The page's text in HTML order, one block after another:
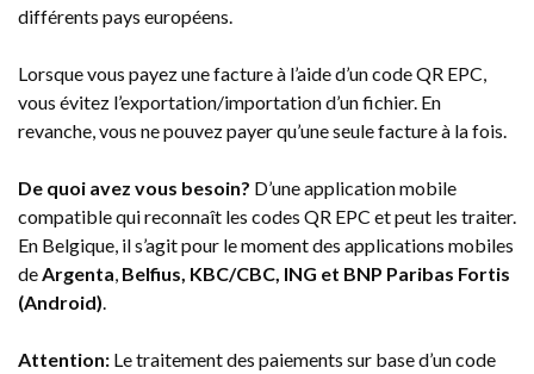
différents pays européens.
Lorsque vous payez une facture à l’aide d’un code QR EPC,
vous évitez l’exportation/importation d’un fichier. En
revanche, vous ne pouvez payer qu’une seule facture à la fois.
De quoi avez vous besoin? D’une application mobile
compatible qui reconnaît les codes QR EPC et peut les traiter.
En Belgique, il s’agit pour le moment des applications mobiles
deArgenta, Belfius, KBC/CBC, ING et BNP Paribas Fortis
(Android).
Attention: Le traitement des paiements sur base d’un code